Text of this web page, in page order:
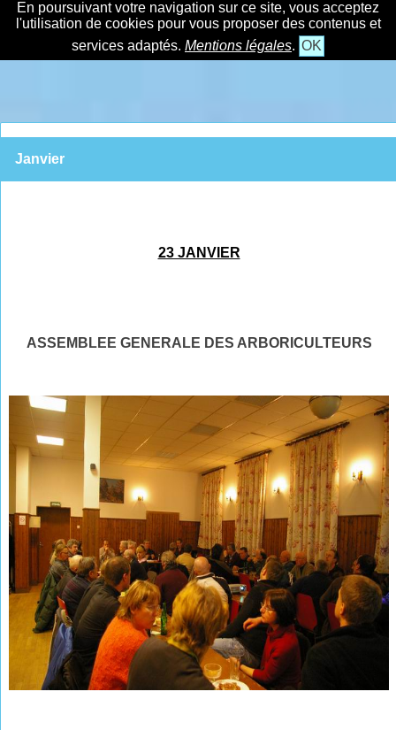
En poursuivant votre navigation sur ce site, vous acceptez
l'utilisation de cookies pour vous proposer des contenus et
services adaptés. Mentions légales. OK
Janvier
23 JANVIER
ASSEMBLEE GENERALE DES ARBORICULTEURS